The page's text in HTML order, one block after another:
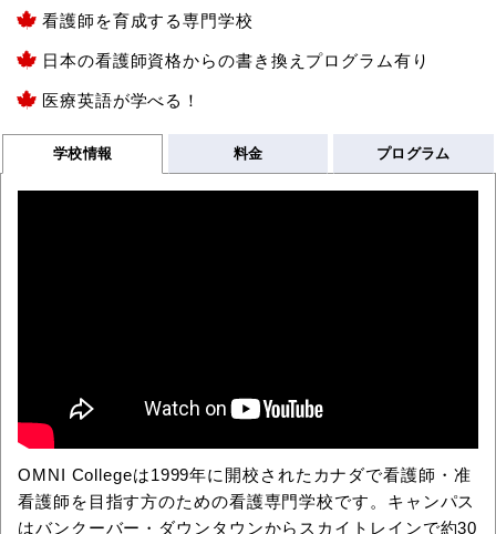
看護師を育成する専門学校
日本の看護師資格からの書き換えプログラム有り
医療英語が学べる！
学校情報 料金 プログラム
OMNI Collegeは1999年に開校されたカナダで看護師・准
看護師を目指す方のための看護専門学校です。キャンパス
はバンクーバー・ダウンタウンからスカイトレインで約30